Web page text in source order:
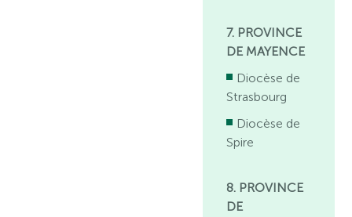
7. PROVINCE
DE MAYENCE
Diocèse de
Strasbourg
Diocèse de
Spire
8. PROVINCE
DE